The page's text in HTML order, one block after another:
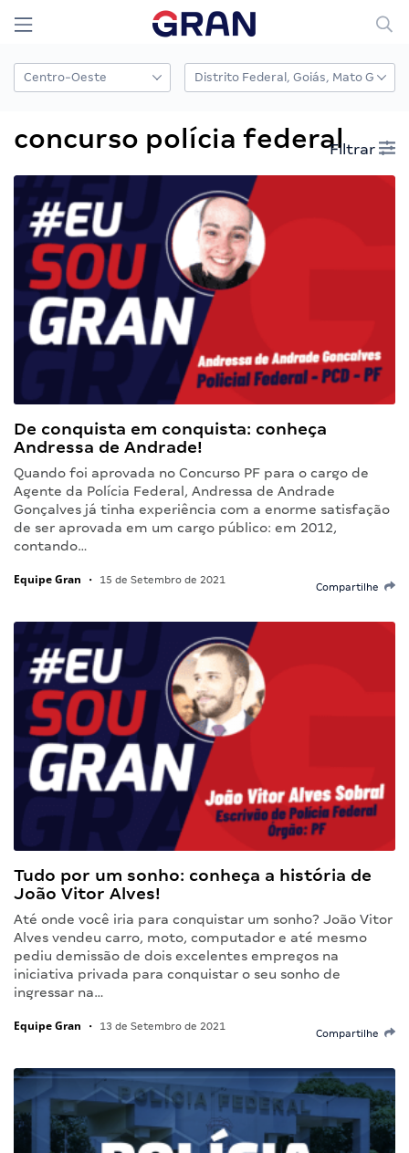
concurso polícia federalFiltrar
De conquista em conquista: conheça
Andressa de Andrade!
Quando foi aprovada no Concurso PF para o cargo de
Agente da Polícia Federal, Andressa de Andrade
Gonçalves já tinha experiência com a enorme satisfação
de ser aprovada em um cargo público: em 2012,
contando…
Equipe Gran • 15 de Setembro de 2021
Compartilhe
Tudo por um sonho: conheça a história de
João Vitor Alves!
Até onde você iria para conquistar um sonho? João Vitor
Alves vendeu carro, moto, computador e até mesmo
pediu demissão de dois excelentes empregos na
iniciativa privada para conquistar o seu sonho de
ingressar na…
Equipe Gran • 13 de Setembro de 2021
Compartilhe